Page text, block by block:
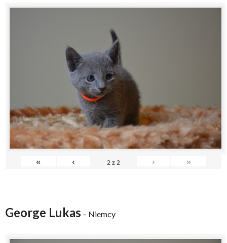
« ‹ 2z2 › »
George Lukas – Niemcy